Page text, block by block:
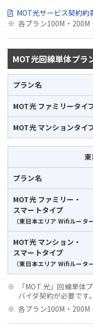
MOT光サービス契約約
各プラン100M・200M
MOT光回線単体プラ
プラン名
MOT光 ファミリータイ
MOT光 マンションタイ
プラン名
MOT光 ファミリー・
スマートタイプ
（東日本エリア Wifiルーター
MOT光 マンション・
スマートタイプ
（東日本エリア Wifiルーター
「MOT 光」回線単体
バイダ契約が必要です。
各プラン100M・200M